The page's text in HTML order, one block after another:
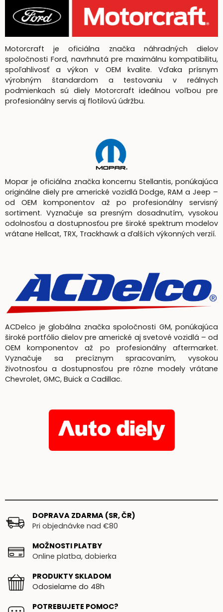
Motorcraft je oficiálna značka náhradných dielov
spoločnosti Ford, navrhnutá pre maximálnu kompatibilitu,
spoľahlivosť a výkon v OEM kvalite. Vďaka prísnym
výrobným štandardom a testovaniu v reálnych
podmienkach sú diely Motorcraft ideálnou voľbou pre
profesionálny servis aj flotilovú údržbu.
Mopar je oficiálna značka koncernu Stellantis, ponúkajúca
originálne diely pre americké vozidlá Dodge, RAM a Jeep –
od OEM komponentov až po profesionálny servisný
sortiment. Vyznačuje sa presným dosadnutím, vysokou
odolnosťou a dostupnosťou pre široké spektrum modelov
vrátane Hellcat, TRX, Trackhawk a ďalších výkonných verzií.
ACDelco je globálna značka spoločnosti GM, ponúkajúca
široké portfólio dielov pre americké aj svetové vozidlá – od
OEM komponentov až po profesionálny aftermarket.
Vyznačuje sa precíznym spracovaním, vysokou
životnosťou a dostupnosťou pre rôzne modely vrátane
Chevrolet, GMC, Buick a Cadillac.
DOPRAVA ZDARMA (SR, ČR)
Pri objednávke nad €80
MOŽNOSTI PLATBY
Online platba, dobierka
PRODUKTY SKLADOM
Odosielame do 48h
POTREBUJETE POMOC?